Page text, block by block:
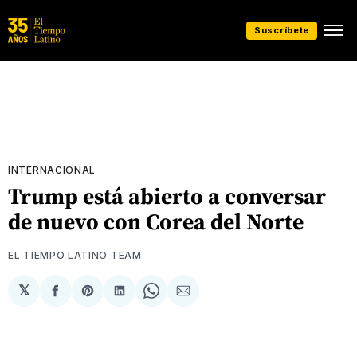
Suscríbete
INTERNACIONAL
Trump está abierto a conversar
de nuevo con Corea del Norte
EL TIEMPO LATINO TEAM
𝕏
Compartir
en
Share
on
Compartir
en
Share
on
Compartir
via